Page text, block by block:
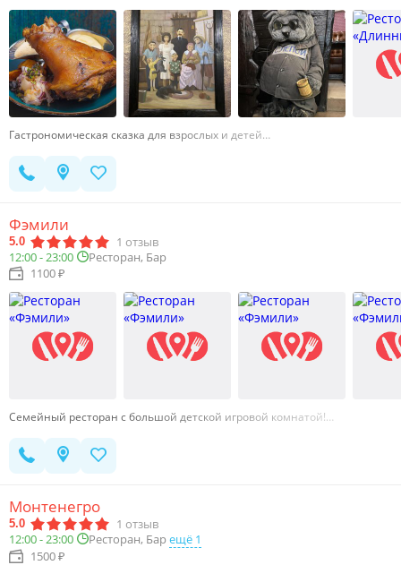
Гастрономическая сказка для взрослых и детей…
Фэмили
5.0 1 отзыв
12:00 - 23:00
Ресторан, Бар
1100 ₽
Семейный ресторан с большой детской игровой комнатой!…
Монтенегро
5.0 1 отзыв
12:00 - 23:00
Ресторан, Барещё 1
1500 ₽